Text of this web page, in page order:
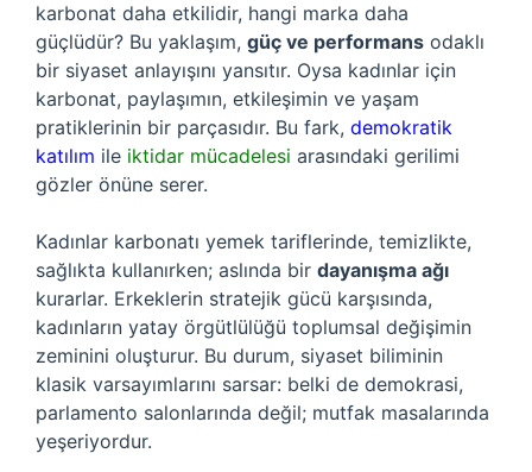
karbonat daha etkilidir, hangi marka daha
güçlüdür? Bu yaklaşım, güç ve performans odaklı
bir siyaset anlayışını yansıtır. Oysa kadınlar için
karbonat, paylaşımın, etkileşimin ve yaşam
pratiklerinin bir parçasıdır. Bu fark, demokratik
katılım ile iktidar mücadelesi arasındaki gerilimi
gözler önüne serer.
Kadınlar karbonatı yemek tariflerinde, temizlikte,
sağlıkta kullanırken; aslında bir dayanışma ağı
kurarlar. Erkeklerin stratejik gücü karşısında,
kadınların yatay örgütlülüğü toplumsal değişimin
zeminini oluşturur. Bu durum, siyaset biliminin
klasik varsayımlarını sarsar: belki de demokrasi,
parlamento salonlarında değil; mutfak masalarında
yeşeriyordur.